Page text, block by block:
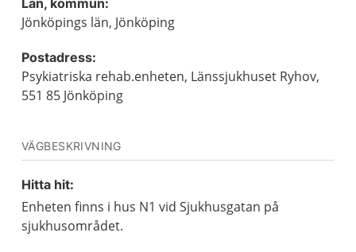
Län, kommun:
Jönköpings län, Jönköping
Postadress:
Psykiatriska rehab.enheten, Länssjukhuset Ryhov,
551 85 Jönköping
VÄGBESKRIVNING
Hitta hit:
Enheten finns i hus N1 vid Sjukhusgatan på
sjukhusområdet.